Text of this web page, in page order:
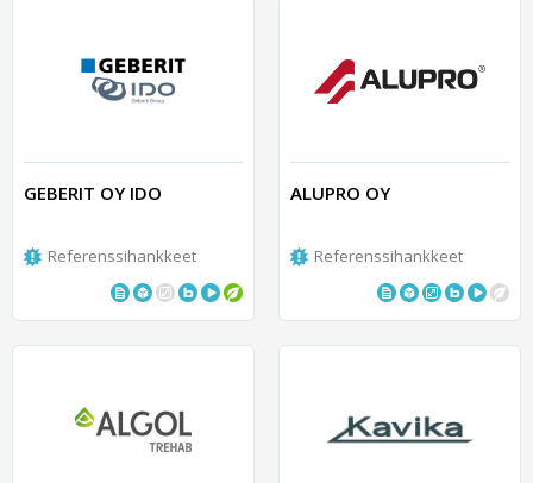
GEBERIT OY IDO
Referenssihankkeet
ALUPRO OY
Referenssihankkeet